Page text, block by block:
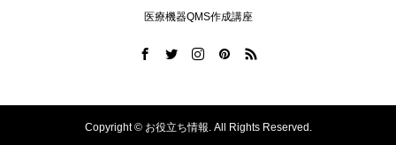
医療機器QMS作成講座
Copyright ©お役立ち情報. All Rights Reserved.